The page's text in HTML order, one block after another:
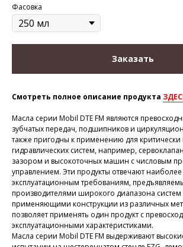
Фасовка
Заказать
Смотреть полное описание продукта
Масла серии Mobil DTE FM являются
зубчатых передач, подшипников и
также пригодны к применению для критически
гидравлических систем, например,
зазором и высокоточных машин с числовым
управлением. Эти продукты отвечают
эксплуатационным требованиям,
производителями широкого диапазона систем
применяющими конструкции из различных
позволяет применять один продукт с
эксплуатационными характеристиками.
Масла серии Mobil DTE FM выдерживают